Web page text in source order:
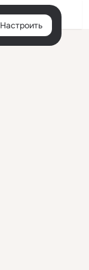
Настроить